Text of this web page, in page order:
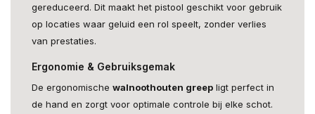
gereduceerd. Dit maakt het pistool geschikt voor gebruik
op locaties waar geluid een rol speelt, zonder verlies
van prestaties.
Ergonomie & Gebruiksgemak
De ergonomische walnoothouten greep ligt perfect in
de hand en zorgt voor optimale controle bij elke schot.